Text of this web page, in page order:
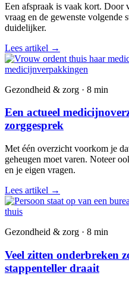
Een afspraak is vaak kort. Door
vraag en de gewenste volgende
duidelijker.
Lees artikel →
Gezondheid & zorg · 8 min
Een actueel
zorggesprek
Met één overzicht voorkom je
geheugen moet varen. Noteer
en je eigen vragen.
Lees artikel →
Gezondheid & zorg · 8 min
Veel zitten onderbreken
stappenteller draait